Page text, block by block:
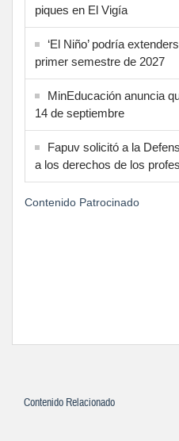
piques en El Vigía
‘El Niño’ podría
primer semestre de 2027
MinEducación anuncia
14 de septiembre
Fapuv solicitó a la
a los derechos de los
Contenido Patrocinado
Contenido Relacionado